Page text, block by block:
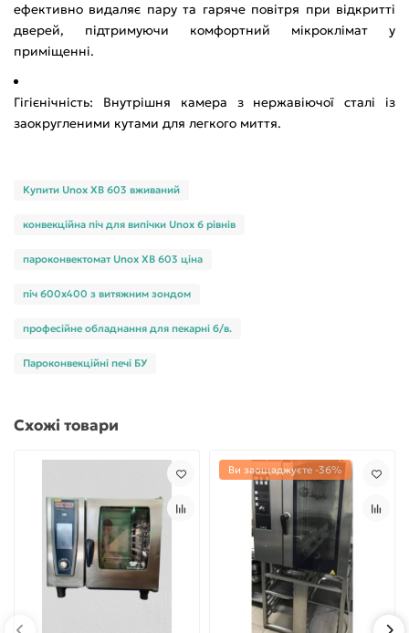
ефективно видаляє пару та гаряче повітря при відкритті
дверей, підтримуючи комфортний мікроклімат у
приміщенні.
Гігієнічність: Внутрішня камера з нержавіючої сталі із
заокругленими кутами для легкого миття.
Купити Unox XB 603 вживаний
конвекційна піч для випічки Unox 6 рівнів
пароконвектомат Unox XB 603 ціна
піч 600х400 з витяжним зондом
професійне обладнання для пекарні б/в.
Пароконвекційні печі БУ
Схожі товари
Ви заощаджуєте -36%